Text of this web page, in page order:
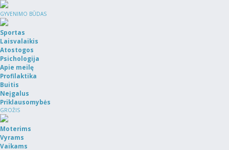
GYVENIMO BŪDAS
Sportas
Laisvalaikis
Atostogos
Psichologija
Apie meilę
Profilaktika
Buitis
Neįgalus
Priklausomybės
GROŽIS
Moterims
Vyrams
Vaikams